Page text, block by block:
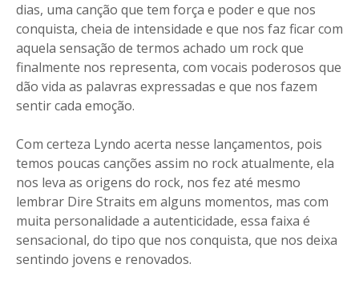
dias, uma canção que tem força e poder e que nos
conquista, cheia de intensidade e que nos faz ficar com
aquela sensação de termos achado um rock que
finalmente nos representa, com vocais poderosos que
dão vida as palavras expressadas e que nos fazem
sentir cada emoção.
Com certeza Lyndo acerta nesse lançamentos, pois
temos poucas canções assim no rock atualmente, ela
nos leva as origens do rock, nos fez até mesmo
lembrar Dire Straits em alguns momentos, mas com
muita personalidade a autenticidade, essa faixa é
sensacional, do tipo que nos conquista, que nos deixa
sentindo jovens e renovados.